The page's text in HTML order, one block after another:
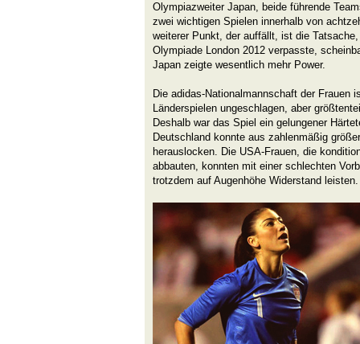
Olympiazweiter Japan, beide führende
zwei wichtigen Spielen innerhalb von
weiterer Punkt, der auffällt, ist die
Olympiade London 2012 verpasste,
Japan zeigte wesentlich mehr Power.
Die adidas-Nationalmannschaft der Frauen
Länderspielen ungeschlagen, aber
Deshalb war das Spiel ein gelungener
Deutschland konnte aus zahlenmäßig
herauslocken. Die USA-Frauen, die
abbauten, konnten mit einer schlechten
trotzdem auf Augenhöhe Widerstand leisten.